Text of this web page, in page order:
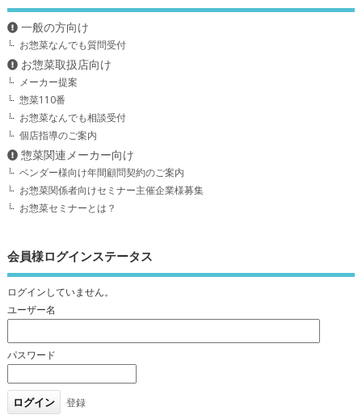
一般の方向け
お惣菜なんでも質問受付
お惣菜取扱店向け
メーカー提案
惣菜110番
お惣菜なんでも相談受付
個店指導のご案内
惣菜関連メーカー向け
ベンダー様向け年間顧問契約のご案内
お惣菜関係者向けセミナー主催企業様募集
お惣菜セミナーとは？
会員様ログインステータス
ログインしていません。
ユーザー名
パスワード
登録